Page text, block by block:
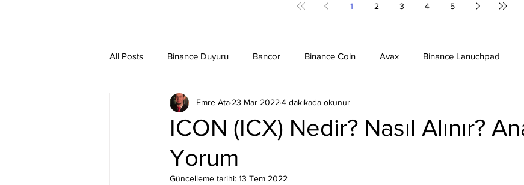
1 2 3 4 5
All Posts Binance Duyuru Bancor Binance Coin Avax Binance Lanuchpad
Binance Taraftar Token Bitcoin Bitcoin Sv
Bittorent Coin Chiliz
ICON (ICX) Nedir? Nasıl Alınır?
Yorum
Emre Ata 23 Mar 2022 4 dakikada okunur
Güncelleme tarihi: 13 Tem 2022